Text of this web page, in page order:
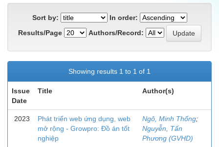
Sort by:
In order:
Results/Page
Authors/Record:
Showing results 1 to 1 of 1
Issue
Date
Title Author(s)
2023
Phát triển web ứng dụng, web
mở rộng - Growpro: Đồ án tốt
nghiệp
Ngô, Minh Thống;
Nguyễn, Tấn
Phương (GVHD)